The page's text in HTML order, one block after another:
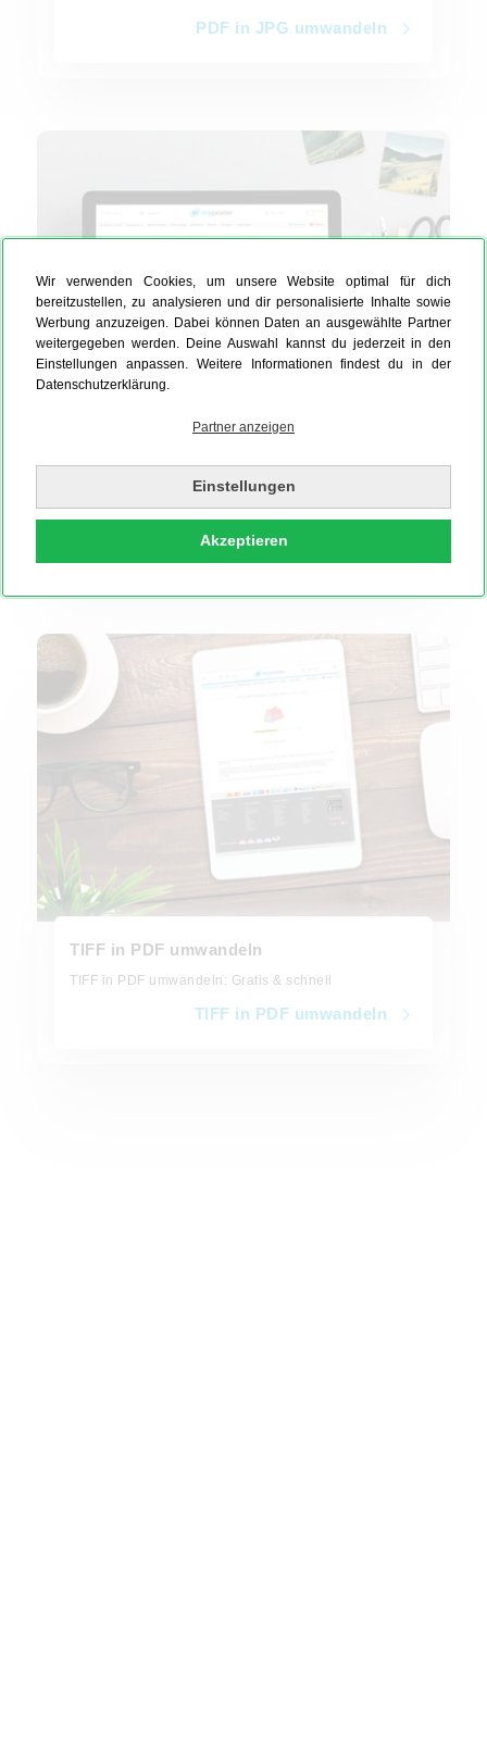
Wir verwenden Cookies, um unsere Website optimal für dich
bereitzustellen, zu analysieren und dir personalisierte Inhalte sowie
Werbung anzuzeigen. Dabei können Daten an ausgewählte Partner
weitergegeben werden. Deine Auswahl kannst du jederzeit in den
Einstellungen anpassen. Weitere Informationen findest du in der
Datenschutzerklärung.
Partner anzeigen
Einstellungen
Akzeptieren
PDF in JPG umwandeln
Wandle Deine TIFF in JPG um, mit dem MYPOSTER
TIFF in JPG umwandeln
TIFF in PDF umwandeln
TIFF in PDF umwandeln: Gratis & schnell
TIFF in PDF umwandeln
TIFF in PDF umwandeln